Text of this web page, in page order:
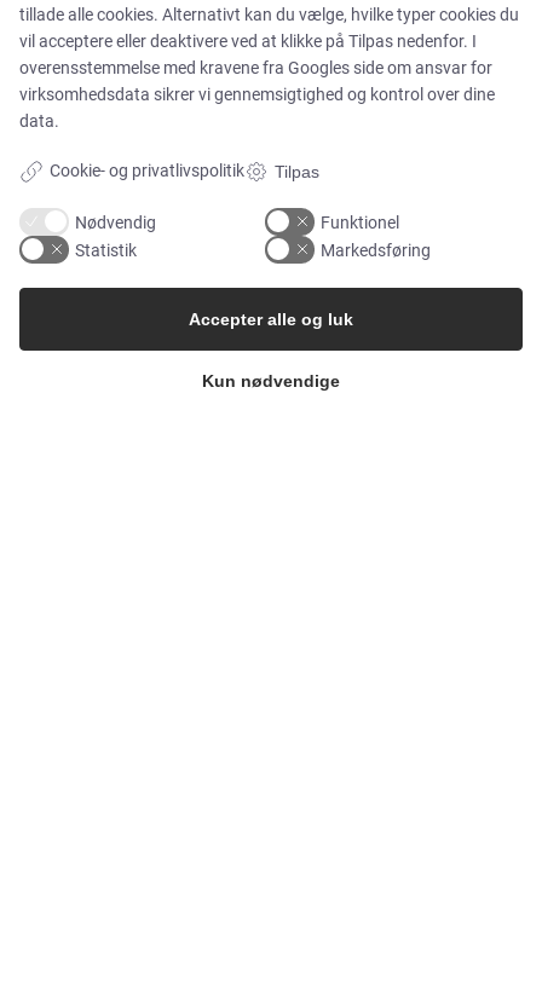
MARKEDER
Food & Beverage
Pharma & Biotech – Multi-Use Solutions
Pharma & Biotech – Single-Use Solutions
Cleanroom
tillade alle cookies. Alternativt kan du vælge, hvilke typer cookies du
vil acceptere eller deaktivere ved at klikke på Tilpas nedenfor. I
overensstemmelse med kravene fra Googles side om ansvar for
virksomhedsdata sikrer vi gennemsigtighed og kontrol over dine
data.
Cookie- og privatlivspolitik Tilpas
Nødvendig
Funktionel
Statistik
Markedsføring
Kun nødvendige
Accepter alle og luk